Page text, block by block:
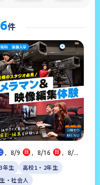
件
, 8/9 日 , 8/16 日 , 8/...
年生
高校1・2年生
・社会人